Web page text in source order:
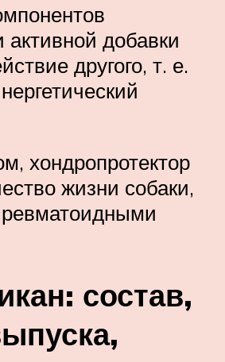
активной добавки
другого, т. е.
хондропротектор
жизни собаки,
состав,